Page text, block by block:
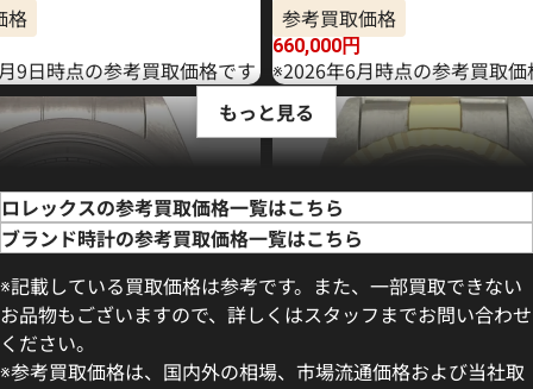
格
9日時点の参考買取価格です
参考買取価格
660,000円
※2026年6月時点の参考買取価
もっと見る
ロレックスの参考買取価格一覧はこちら
ブランド時計の参考買取価格一覧はこちら
※記載している買取価格は参考です。また、一部買取できない
お品物もございますので、詳しくはスタッフまでお問い合わせ
ください。
※参考買取価格は、国内外の相場、市場流通価格および当社取